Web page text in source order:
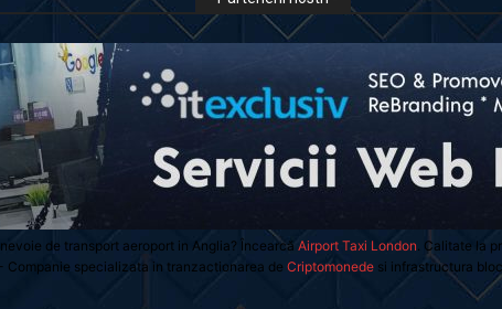
de transport aeroport in Anglia? Încearcă Airport Taxi London. Calitate la
- Companie specializata in tranzactionarea de Criptomonedesi infrastructura